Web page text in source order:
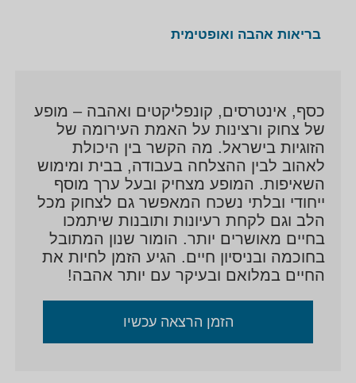
"הכשרת מנחים לקבוצות נישואין" במכון מעגלים
"הביטים ביולוגים פיזיולוגים של מיניות" באוניברסיטת ת״א
"מיניות וטיפול מיני" באוניברסיטת ת״א
"היבט רב מימדי בהתמודדות עם טראומה ופוסט
טראומה" בבית הספר לעבודה סוציאלית
לימודי קבלה והלכות נישואים לפי המסורת היהודית
בריאות אהבה ואופטימית
כסף, אינטרסים, קונפליקטים ואהבה – מופע
של צחוק ורצינות על האמת העירומה של
הזוגיות בישראל. מה הקשר בין היכולת
לאהוב לבין ההצלחה בעבודה, בבית ומימוש
השאיפות. המופע מצחיק ובעל ערך מוסף
ייחודי ובלתי נשכח המאפשר גם לצחוק מכל
הלב וגם לקחת רעיונות ותובנות שיתמכו
בחיים מאושרים יותר. הומור שנון המתובל
בחוכמה ובניסיון חיים. הגיע הזמן לחיות את
החיים במלואם ובעיקר עם יותר אהבה!
הזמן הרצאה עכשיו